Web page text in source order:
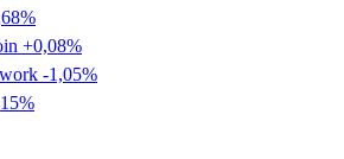
+0,08%
-1,05%